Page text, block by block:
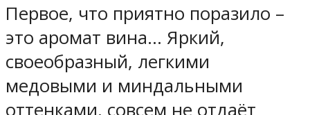
Первое, что приятно поразило –
это аромат вина… Яркий,
своеобразный, легкими
медовыми и миндальными
оттенками, совсем не отдаёт